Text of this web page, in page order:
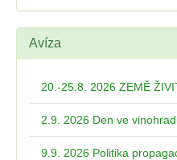
Avíza
20.-25.8. 2026 ZEMĚ
2.9. 2026 Den ve
9.9. 2026 Politika